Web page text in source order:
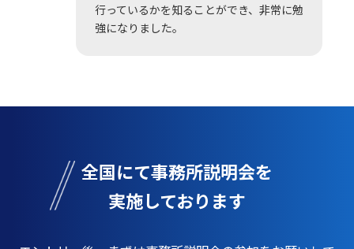
行っているかを知ることができ、非常に勉
強になりました。
全国にて事務所説明会を
実施しております